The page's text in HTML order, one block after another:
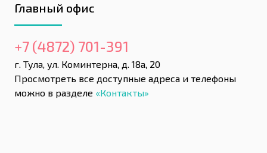
Главный офис
+7 (4872) 701-391
г. Тула, ул. Коминтерна, д. 18а, 20
Просмотреть все доступные адреса и телефоны
можно в разделе «Контакты»